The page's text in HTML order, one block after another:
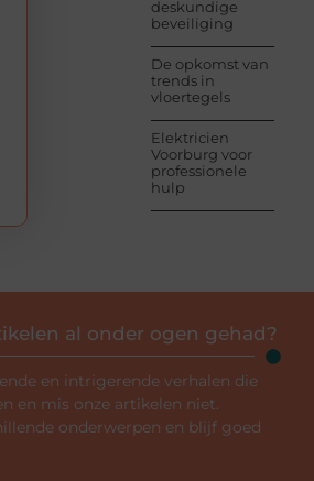
deskundige
beveiliging
De opkomst van
trends in
vloertegels
Elektricien
Voorburg voor
professionele
hulp
al onder ogen gehad?
en intrigerende verhalen die
en mis onze artikelen niet.
onderwerpen en blijf goed